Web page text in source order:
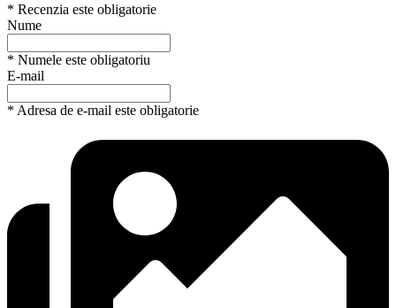
* Recenzia este obligatorie
Nume
* Numele este obligatoriu
E-mail
* Adresa de e-mail este obligatorie